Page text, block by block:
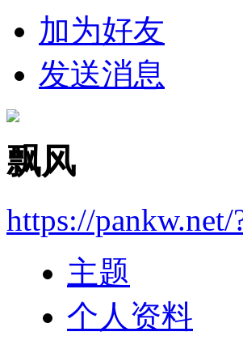
加为好友
发送消息
飘风
https://pankw.net/
主题
个人资料